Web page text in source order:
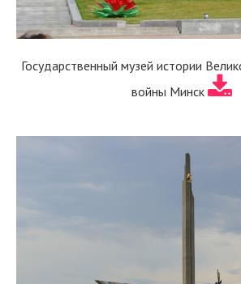
Государственный музей истории
войны Минск